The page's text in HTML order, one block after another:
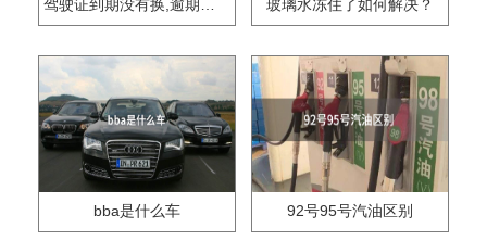
驾驶证到期没有换,逾期怎么办?? 玻璃水冻住了如何解决？
bba是什么车 92号95号汽油区别